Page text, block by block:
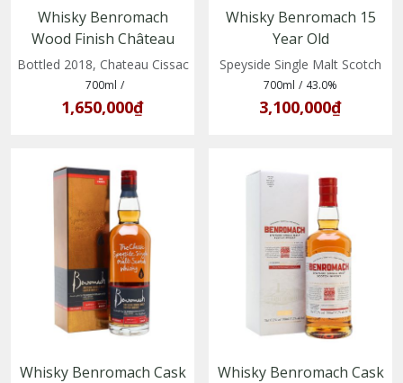
Whisky Benromach
Wood Finish Château
Cissac Vintage 2010–
2018
Bottled 2018, Chateau Cissac
700ml /
1,650,000₫
Whisky Benromach 15
Year Old
(5020613051485)
Speyside Single Malt Scotch
700ml / 43.0%
3,100,000₫
Whisky Benromach Cask
Whisky Benromach Cask